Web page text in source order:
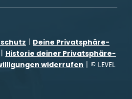
Deine Privatsphäre-
Historie deiner Privatsphäre-
widerrufen | © LEVEL